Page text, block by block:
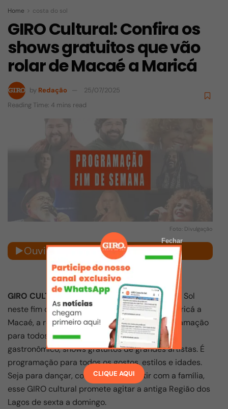
Home costa do sol
GIRO Cultural: Confira os
shows gratuitos que vão
rolar de Macaé a Maricá
by Redação
25/07/2025
Reading Time: 4 mins read
Foto: Divulgação
Ouvir notícia
GIRO CULTURAL– Se você está pela Costa do Sol
neste fim de semana, pode se preparar: de Maricá a
Macaé, a região está fervendo com uma programação
para todos os gostos. Tem arraiá, festival
gastronômico, shows gratuitos de grandes artistas. É
programação para todos os gostos, estilos e idades.
Seja para dançar, comer bem ou curtir com a família,
esse GIRO cultural promete agitar a antiga Região dos
Lagos de sexta a domingo.
CLIQUE AQUI
Fechar